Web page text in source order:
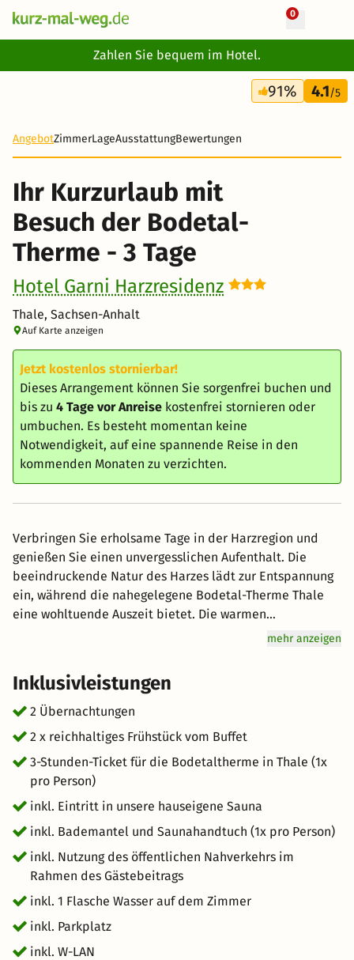
0
Zahlen Sie bequem im Hotel.
3 Tage
98 €
91% 4.1/5
AngebotZimmerLageAusstattungBewertungen
Ihr Kurzurlaub mit
Besuch der Bodetal-
Therme - 3 Tage
Hotel Garni Harzresidenz
Thale, Sachsen-Anhalt
Auf Karte anzeigen
Jetzt kostenlos stornierbar!
Dieses Arrangement können Sie sorgenfrei buchen und
bis zu 4 Tage vor Anreise kostenfrei stornieren oder
umbuchen. Es besteht momentan keine
Notwendigkeit, auf eine spannende Reise in den
kommenden Monaten zu verzichten.
Verbringen Sie erholsame Tage in der Harzregion und
genießen Sie einen unvergesslichen Aufenthalt. Die
beeindruckende Natur des Harzes lädt zur Entspannung
ein, während die nahegelegene Bodetal-Therme Thale
eine wohltuende Auszeit bietet. Die warmen
Thermalbecken laden zum Relaxen und Regenerieren
im Saunabereich des Hotels mit entspannender
Atmosphäre abgerundet werden. In einem bequemen
Bademantel und mit frischem Saunahandtuch lässt sich
der Tag in Ruhe genießen. Diese Auszeit kombiniert
perfekt Erholung und Naturerlebnis für ein
entspannendes Gesamtpaket.
mehr anzeigen
Inklusivleistungen
2 Übernachtungen
2 x reichhaltiges Frühstück vom Buffet
3-Stunden-Ticket für die Bodetaltherme in Thale (1x
pro Person)
inkl. Eintritt in unsere hauseigene Sauna
inkl. Bademantel und Saunahandtuch (1x pro Person)
inkl. Nutzung des öffentlichen Nahverkehrs im
Rahmen des Gästebeitrags
inkl. 1 Flasche Wasser auf dem Zimmer
inkl. Parkplatz
inkl. W-LAN